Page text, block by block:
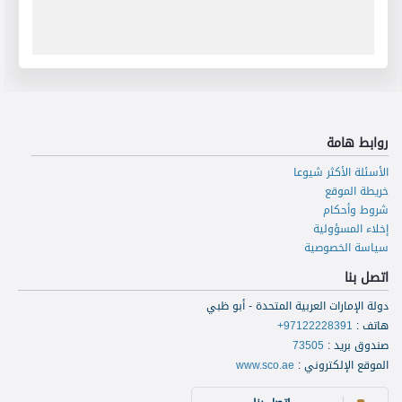
روابط هامة
الأسئلة الأكثر شيوعا
خريطة الموقع
شروط وأحكام
إخلاء المسؤولية
سياسة الخصوصية
اتصل بنا
دولة الإمارات العربية المتحدة - أبو ظبي
هاتف:
+97122228391
صندوق بريد:
73505
الموقع الإلكتروني:
www.sco.ae